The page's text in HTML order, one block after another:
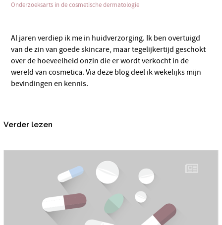
Onderzoeksarts in de cosmetische dermatologie
Al jaren verdiep ik me in huidverzorging. Ik ben overtuigd
van de zin van goede skincare, maar tegelijkertijd geschokt
over de hoeveelheid onzin die er wordt verkocht in de
wereld van cosmetica. Via deze blog deel ik wekelijks mijn
bevindingen en kennis.
Verder lezen